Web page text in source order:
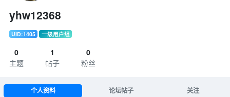
yhw12368
UID:1405 一级用户组
0
主题
1
帖子
0
粉丝
个人资料 论坛帖子 关注